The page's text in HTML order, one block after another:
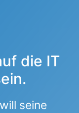
die IT
seine